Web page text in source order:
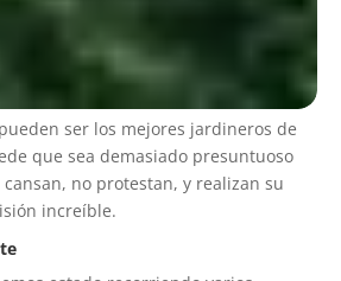
ser los mejores jardineros de
que sea demasiado presuntuoso
no protestan, y realizan su
increíble.